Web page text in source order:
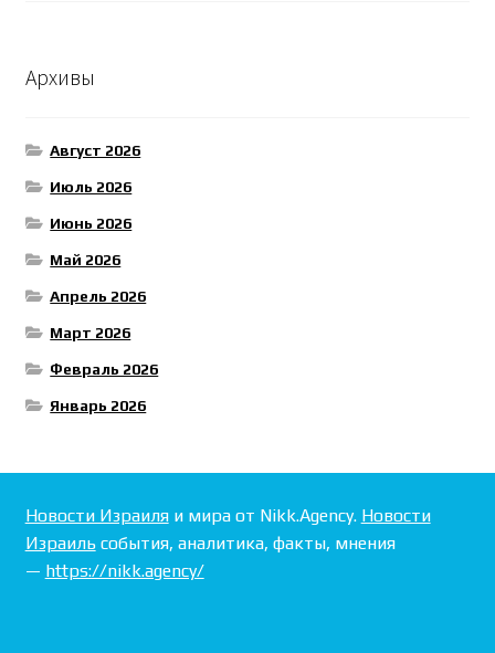
Архивы
Август 2026
Июль 2026
Июнь 2026
Май 2026
Апрель 2026
Март 2026
Февраль 2026
Январь 2026
Новости Израиляи мира от Nikk.Agency. Новости
Израильсобытия, аналитика, факты, мнения
— https://nikk.agency/